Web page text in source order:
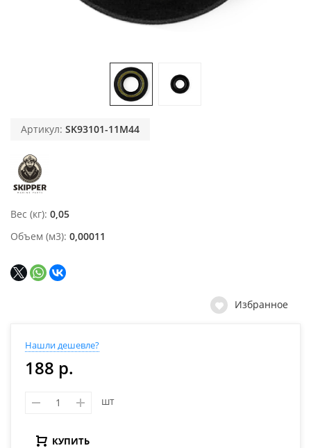
Артикул: SK93101-11M44
Вес (кг) 0,05
Объем (м3) 0,00011
Избранное
Нашли дешевле?
188 р.
шт
КУПИТЬ